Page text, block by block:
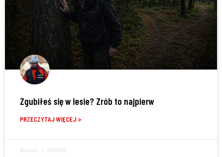
Zgubiłeś się w lesie? Zrób to najpierw
PRZECZYTAJ WIĘCEJ >
Wojciech 17/07/2026